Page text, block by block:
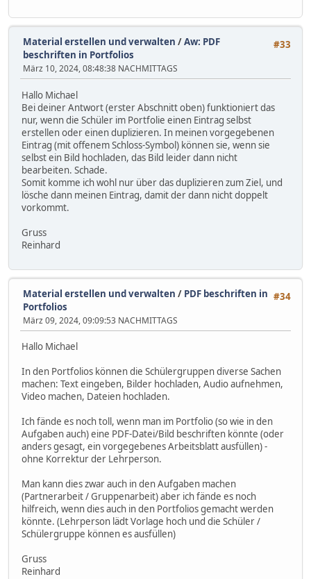
#33
Material erstellen und verwalten /Aw: PDF
beschriften in Portfolios
März 10, 2024, 08:48:38 NACHMITTAGS
Hallo Michael
Bei deiner Antwort (erster Abschnitt oben) funktioniert das
nur, wenn die Schüler im Portfolie einen Eintrag selbst
erstellen oder einen duplizieren. In meinen vorgegebenen
Eintrag (mit offenem Schloss-Symbol) können sie, wenn sie
selbst ein Bild hochladen, das Bild leider dann nicht
bearbeiten. Schade.
Somit komme ich wohl nur über das duplizieren zum Ziel, und
lösche dann meinen Eintrag, damit der dann nicht doppelt
vorkommt.
Gruss
Reinhard
#34
Material erstellen und verwalten / PDF beschriften in
Portfolios
März 09, 2024, 09:09:53 NACHMITTAGS
Hallo Michael
In den Portfolios können die Schülergruppen diverse Sachen
machen: Text eingeben, Bilder hochladen, Audio aufnehmen,
Video machen, Dateien hochladen.
Ich fände es noch toll, wenn man im Portfolio (so wie in den
Aufgaben auch) eine PDF-Datei/Bild beschriften könnte (oder
anders gesagt, ein vorgegebenes Arbeitsblatt ausfüllen) -
ohne Korrektur der Lehrperson.
Man kann dies zwar auch in den Aufgaben machen
(Partnerarbeit / Gruppenarbeit) aber ich fände es noch
hilfreich, wenn dies auch in den Portfolios gemacht werden
könnte. (Lehrperson lädt Vorlage hoch und die Schüler /
Schülergruppe können es ausfüllen)
Gruss
Reinhard